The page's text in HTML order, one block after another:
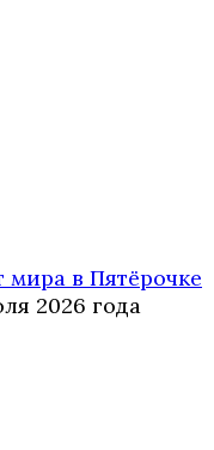
в Пятёрочке
2026 года